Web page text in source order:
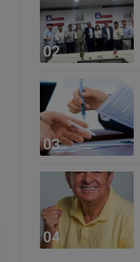
02
03
04